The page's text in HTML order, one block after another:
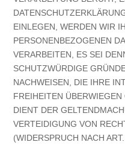
EINLEGEN, WERDEN WIR
PERSONENBEZOGENEN
VERARBEITEN, ES SEI
SCHUTZWÜRDIGE
NACHWEISEN, DIE IHRE
FREIHEITEN
DIENT DER
VERTEIDIGUNG VON
(WIDERSPRUCH NACH